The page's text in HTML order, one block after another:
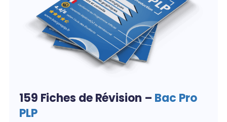
159 Fiches de Révision – Bac Pro
PLP